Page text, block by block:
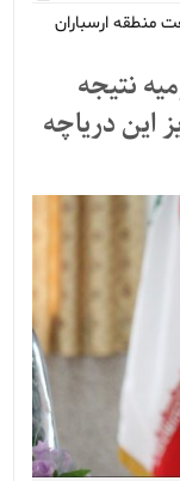
منطقه ارسباران
نتیجه
این دریاچه